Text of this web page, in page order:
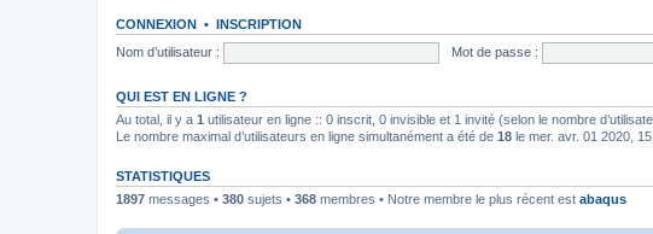
CONNEXION • INSCRIPTION
Nom d’utilisateur :
Mot de passe :
QUI EST EN LIGNE ?
Au total, il y a 1 utilisateur en ligne :: 0 inscrit, 0 invisible et 1 invité (selon le nombre
Le nombre maximal d’utilisateurs en ligne simultanément a été de 18 le mer. avr. 01 2020,
STATISTIQUES
1897 messages • 380 sujets • 368 membres • Notre membre le plus récent est abaqus